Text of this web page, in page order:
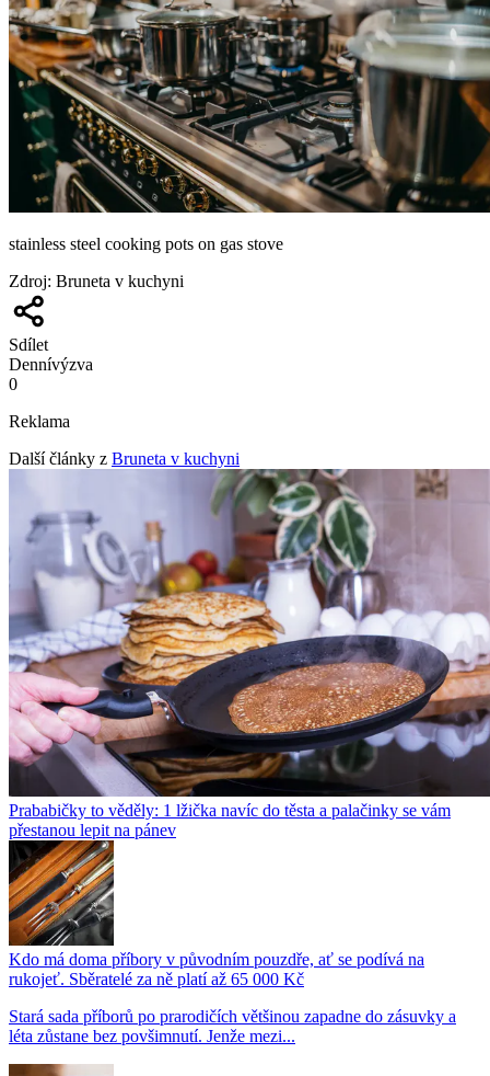
stainless steel cooking pots on gas stove
Zdroj: Bruneta v kuchyni
Sdílet
Dennívýzva
0
Reklama
Další články z Bruneta v kuchyni
Prababičky to věděly: 1 lžička navíc do těsta a palačinky se vám
přestanou lepit na pánev
Kdo má doma příbory v původním pouzdře, ať se podívá na
rukojeť. Sběratelé za ně platí až 65 000 Kč
Stará sada příborů po prarodičích většinou zapadne do zásuvky a
léta zůstane bez povšimnutí. Jenže mezi...